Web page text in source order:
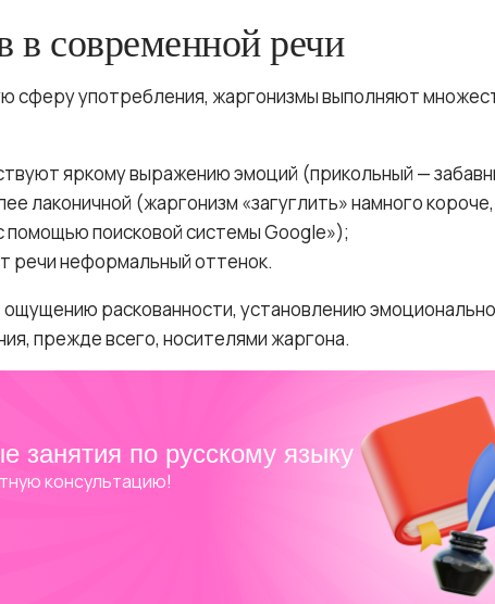
в современной речи
сферу употребления, жаргонизмы выполняют
яркому выражению эмоций (прикольный —
лаконичной (жаргонизм «загуглить» намного
помощью поисковой системы Google»);
речи неформальный оттенок.
раскованности, установлению
прежде всего, носителями жаргона.
занятия по русскому языку
консультацию!